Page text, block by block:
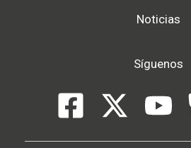
Noticias
Síguenos